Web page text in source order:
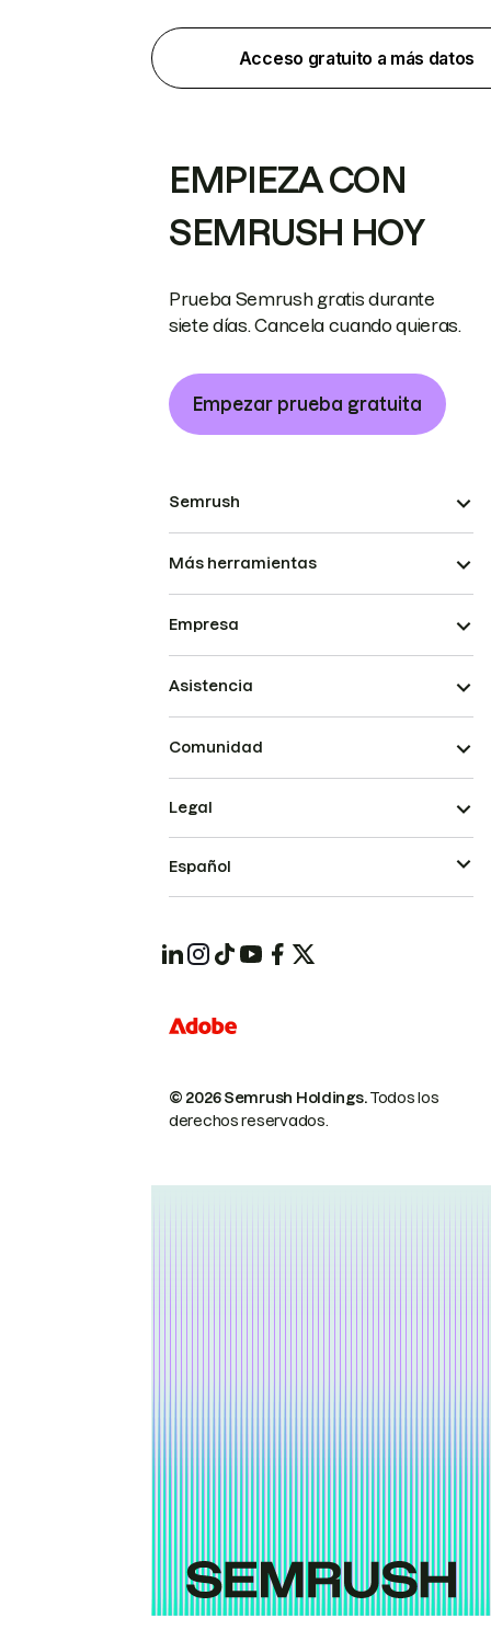
Acceso gratuito a más datos
EMPIEZA CON
SEMRUSH HOY
Prueba Semrush gratis durante
siete días. Cancela cuando quieras.
Empezar prueba gratuita
Semrush
Más herramientas
Empresa
Asistencia
Comunidad
© 2026 Semrush Holdings.Todos los
derechos reservados.
Legal
Español